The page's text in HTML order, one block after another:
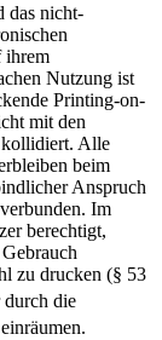
das nicht-
ihrem
Nutzung ist
Printing-on-
mit den
kollidiert. Alle
beim
Anspruch
Im
berechtigt,
zu drucken (§ 53
durch die
einräumen.